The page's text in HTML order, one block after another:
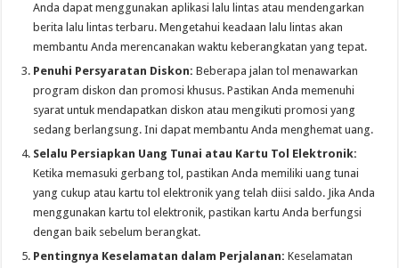
Anda dapat menggunakan aplikasi lalu lintas atau mendengarkan
berita lalu lintas terbaru. Mengetahui keadaan lalu lintas akan
membantu Anda merencanakan waktu keberangkatan yang tepat.
Penuhi Persyaratan Diskon: Beberapa jalan tol menawarkan
program diskon dan promosi khusus. Pastikan Anda memenuhi
syarat untuk mendapatkan diskon atau mengikuti promosi yang
sedang berlangsung. Ini dapat membantu Anda menghemat uang.
Selalu Persiapkan Uang Tunai atau Kartu Tol Elektronik:
Ketika memasuki gerbang tol, pastikan Anda memiliki uang tunai
yang cukup atau kartu tol elektronik yang telah diisi saldo. Jika Anda
menggunakan kartu tol elektronik, pastikan kartu Anda berfungsi
dengan baik sebelum berangkat.
Pentingnya Keselamatan dalam Perjalanan: Keselamatan